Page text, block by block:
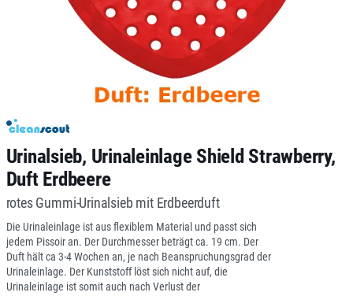
Urinalsieb, Urinaleinlage Shield Strawberry,
Duft Erdbeere
rotes Gummi-Urinalsieb mit Erdbeerduft
Die Urinaleinlage ist aus flexiblem Material und passt sich
jedem Pissoir an. Der Durchmesser beträgt ca. 19 cm. Der
Duft hält ca 3-4 Wochen an, je nach Beanspruchungsgrad der
Urinaleinlage. Der Kunststoff löst sich nicht auf, die
Urinaleinlage ist somit auch nach Verlust der